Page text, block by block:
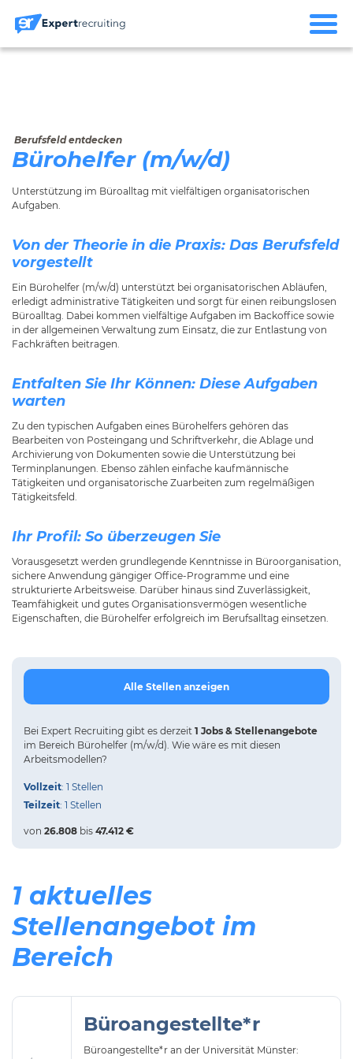
Berufsfeld entdecken
Bürohelfer (m/w/d)
Unterstützung im Büroalltag mit vielfältigen organisatorischen
Aufgaben.
Von der Theorie in die Praxis: Das Berufsfeld
vorgestellt
Ein Bürohelfer (m/w/d) unterstützt bei organisatorischen Abläufen,
erledigt administrative Tätigkeiten und sorgt für einen reibungslosen
Büroalltag. Dabei kommen vielfältige Aufgaben im Backoffice sowie
in der allgemeinen Verwaltung zum Einsatz, die zur Entlastung von
Fachkräften beitragen.
Entfalten Sie Ihr Können: Diese Aufgaben
warten
Zu den typischen Aufgaben eines Bürohelfers gehören das
Bearbeiten von Posteingang und Schriftverkehr, die Ablage und
Archivierung von Dokumenten sowie die Unterstützung bei
Terminplanungen. Ebenso zählen einfache kaufmännische
Tätigkeiten und organisatorische Zuarbeiten zum regelmäßigen
Tätigkeitsfeld.
Ihr Profil: So überzeugen Sie
Vorausgesetzt werden grundlegende Kenntnisse in Büroorganisation,
sichere Anwendung gängiger Office-Programme und eine
strukturierte Arbeitsweise. Darüber hinaus sind Zuverlässigkeit,
Teamfähigkeit und gutes Organisationsvermögen wesentliche
Eigenschaften, die Bürohelfer erfolgreich im Berufsalltag einsetzen.
Alle Stellen anzeigen
Bei Expert Recruiting gibt es derzeit 1 Jobs & Stellenangebote
im Bereich Bürohelfer (m/w/d). Wie wäre es mit diesen
Arbeitsmodellen?
Vollzeit: 1 Stellen
Teilzeit: 1 Stellen
von 26.808 bis 47.412 €
1 aktuelles
Stellenangebot im
Bereich
Büroangestellte*r
Büroangestellte*r an der Universität Münster: